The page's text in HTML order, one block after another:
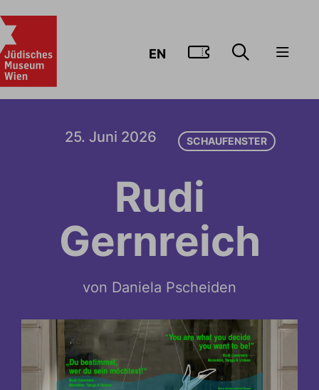
EN ZUM
25. Juni 2026 SCHAUFENSTER
Rudi
Gernreich
von Daniela Pscheiden